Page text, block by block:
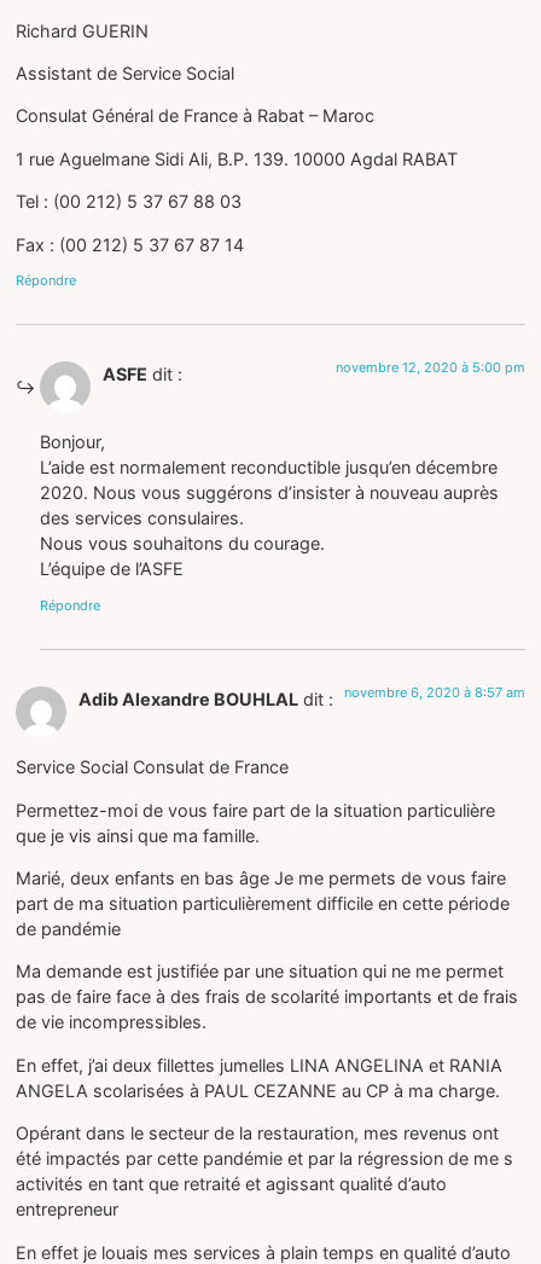
Richard GUERIN
Assistant de Service Social
Consulat Général de France à Rabat – Maroc
1 rue Aguelmane Sidi Ali, B.P. 139. 10000 Agdal RABAT
Tel : (00 212) 5 37 67 88 03
Fax : (00 212) 5 37 67 87 14
Répondre
ASFE dit : novembre 12, 2020 à 5:00 pm
Bonjour,
L’aide est normalement reconductible jusqu’en décembre
2020. Nous vous suggérons d’insister à nouveau auprès
des services consulaires.
Nous vous souhaitons du courage.
L’équipe de l’ASFE
Répondre
Adib Alexandre BOUHLAL dit : novembre 6, 2020 à 8:57 am
Service Social Consulat de France
Permettez-moi de vous faire part de la situation particulière
que je vis ainsi que ma famille.
Marié, deux enfants en bas âge Je me permets de vous faire
part de ma situation particulièrement difficile en cette période
de pandémie
Ma demande est justifiée par une situation qui ne me permet
pas de faire face à des frais de scolarité importants et de frais
de vie incompressibles.
En effet, j’ai deux fillettes jumelles LINA ANGELINA et RANIA
ANGELA scolarisées à PAUL CEZANNE au CP à ma charge.
Opérant dans le secteur de la restauration, mes revenus ont
été impactés par cette pandémie et par la régression de me s
activités en tant que retraité et agissant qualité d’auto
entrepreneur
En effet je louais mes services à plain temps en qualité d’auto